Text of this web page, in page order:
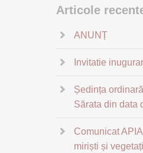
Articole
ANUNȚ
Invitatie
Ședința
Sărata din data
Comunicat
miriști și